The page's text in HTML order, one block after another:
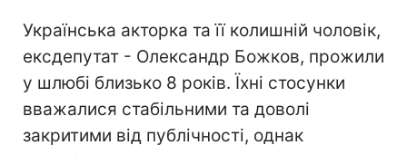
Українська акторка та її колишній чоловік,
ексдепутат - Олександр Божков, прожили
у шлюбі близько 8 років. Їхні стосунки
вважалися стабільними та доволі
закритими від публічності, однак